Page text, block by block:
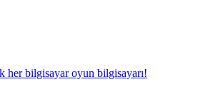
her bilgisayar oyun bilgisayarı!